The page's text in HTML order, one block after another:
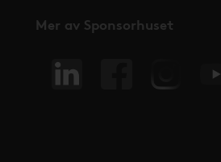
Mer av Sponsorhuset